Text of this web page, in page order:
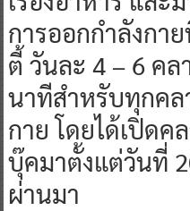
การออกกำลังกา
ตี้ วันละ 4 – 6 คล
นาทีสำหรับทุกคล
กาย โดยได้เปิดค
บุ๊คมาตั้งแต่วันที่
ผ่านมา